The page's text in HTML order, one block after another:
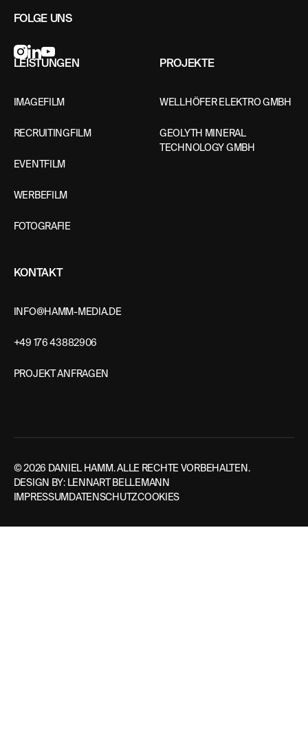
FOLGE UNS
LEISTUNGEN
IMAGEFILM
RECRUITINGFILM
EVENTFILM
WERBEFILM
FOTOGRAFIE
PROJEKTE
WELLHÖFER ELEKTRO GMBH
GEOLYTH MINERAL
TECHNOLOGY GMBH
KONTAKT
INFO@HAMM-MEDIA.DE
+49 176 43882906
PROJEKT ANFRAGEN
©2026 DANIEL HAMM. ALLE RECHTE VORBEHALTEN.
DESIGN BY: LENNART BELLEMANN
IMPRESSUMDATENSCHUTZCOOKIES